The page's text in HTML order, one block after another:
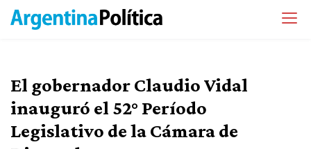
El gobernador Claudio Vidal
inauguró el 52° Período
Legislativo de la Cámara de